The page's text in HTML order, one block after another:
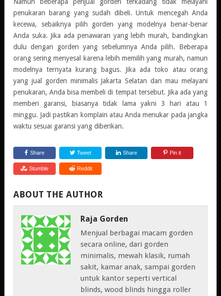
penukaran barang yang sudah dibeli. Untuk mencegah Anda
kecewa, sebaiknya pilih gorden yang modelnya benar-benar
Anda suka. Jika ada penawaran yang lebih murah, bandingkan
dulu dengan gorden yang sebelumnya Anda pilih. Beberapa
orang sering menyesal karena lebih memilih yang murah, namun
modelnya ternyata kurang bagus. Jika ada toko atau orang
yang jual gorden minimalis Jakarta Selatan dan mau melayani
penukaran, Anda bisa membeli di tempat tersebut. Jika ada yang
memberi garansi, biasanya tidak lama yakni 3 hari atau 1
minggu. Jadi pastikan komplain atau Anda menukar pada jangka
waktu sesuai garansi yang diberikan.
Share Tweet Share Pin it
Stumble Reddit
ABOUT THE AUTHOR
Raja Gorden
Menjual berbagai macam gorden
secara online, dari gorden
minimalis, mewah klasik, rumah
sakit, kamar anak, sampai gorden
untuk kantor seperti vertical
blinds, wood blinds hingga roller